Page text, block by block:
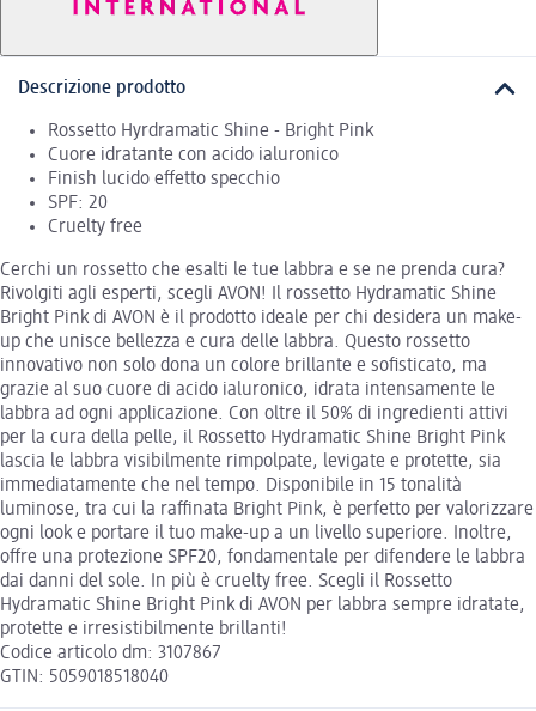
Descrizione prodotto
Rossetto Hyrdramatic Shine - Bright Pink
Cuore idratante con acido ialuronico
Finish lucido effetto specchio
SPF: 20
Cruelty free
Cerchi un rossetto che esalti le tue labbra e se ne prenda cura?
Rivolgiti agli esperti, scegli AVON! Il rossetto Hydramatic Shine
Bright Pink di AVON è il prodotto ideale per chi desidera un make-
up che unisce bellezza e cura delle labbra. Questo rossetto
innovativo non solo dona un colore brillante e sofisticato, ma
grazie al suo cuore di acido ialuronico, idrata intensamente le
labbra ad ogni applicazione. Con oltre il 50% di ingredienti attivi
per la cura della pelle, il Rossetto Hydramatic Shine Bright Pink
lascia le labbra visibilmente rimpolpate, levigate e protette, sia
immediatamente che nel tempo. Disponibile in 15 tonalità
luminose, tra cui la raffinata Bright Pink, è perfetto per valorizzare
ogni look e portare il tuo make-up a un livello superiore. Inoltre,
offre una protezione SPF20, fondamentale per difendere le labbra
dai danni del sole. In più è cruelty free. Scegli il Rossetto
Hydramatic Shine Bright Pink di AVON per labbra sempre idratate,
protette e irresistibilmente brillanti!
Codice articolo dm: 3107867
GTIN: 5059018518040